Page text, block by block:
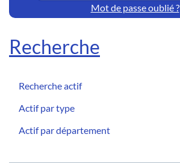
Mot de passe oublié ?
Recherche
Recherche actif
Actif par type
Actif par département